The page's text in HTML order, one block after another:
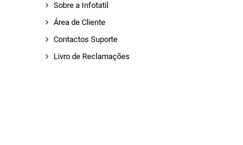
Sobre a Infotatil
Área de Cliente
Contactos Suporte
Livro de Reclamações